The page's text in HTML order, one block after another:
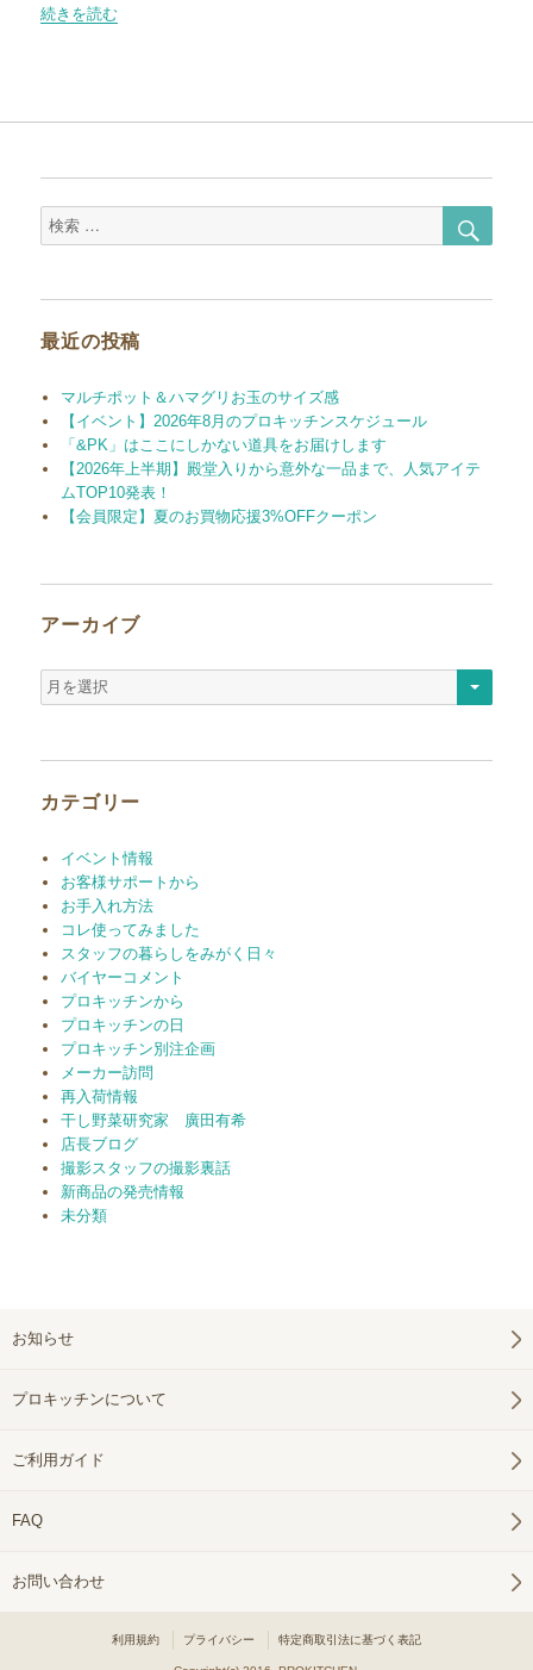
“SAKUZAN saraを使ったカフェに行ってきました”の
続きを読む
検
索
索
最近の投稿
マルチポット＆ハマグリお玉のサイズ感
【イベント】2026年8月のプロキッチンスケジュール
「&PK」はここにしかない道具をお届けします
【2026年上半期】殿堂入りから意外な一品まで、人気アイテ
ムTOP10発表！
【会員限定】夏のお買物応援3%OFFクーポン
アーカイブ
ア
ー
カテゴリー
イベント情報
お客様サポートから
お手入れ方法
コレ使ってみました
スタッフの暮らしをみがく日々
バイヤーコメント
プロキッチンから
プロキッチンの日
プロキッチン別注企画
メーカー訪問
再入荷情報
干し野菜研究家 廣田有希
店長ブログ
撮影スタッフの撮影裏話
新商品の発売情報
未分類
お知らせ
プロキッチンについて
ご利用ガイド
FAQ
お問い合わせ
利用規約 プライバシー 特定商取引法に基づく表記